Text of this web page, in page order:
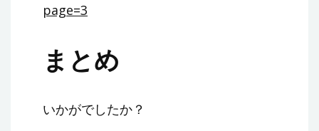
page=3
まとめ
いかがでしたか？